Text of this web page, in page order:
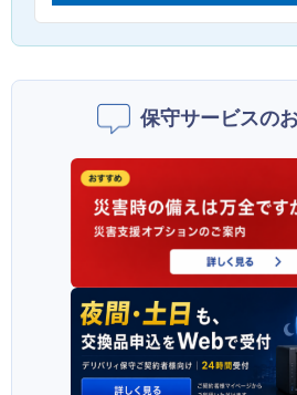
保守サービスの